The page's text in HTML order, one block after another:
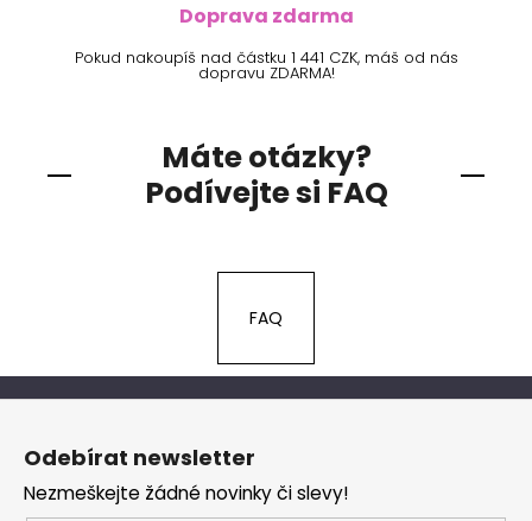
Doprava zdarma
Pokud nakoupíš nad částku 1 441 CZK, máš od nás
dopravu ZDARMA!
Máte otázky?
Podívejte si FAQ
FAQ
Z
Odebírat newsletter
Nezmeškejte žádné novinky či slevy!